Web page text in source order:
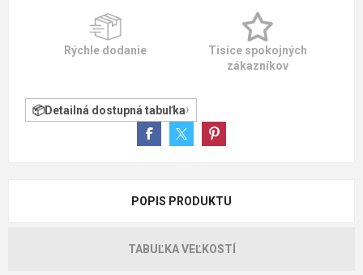
Rýchle dodanie
Tisíce spokojných
zákazníkov
Detailná dostupná tabuľka
POPIS PRODUKTU
TABUĽKA VEĽKOSTÍ